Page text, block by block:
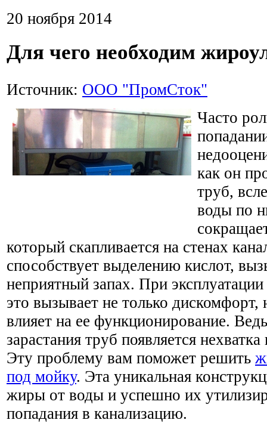
20 ноября 2014
Для чего необходим
Источник: ООО "ПромСток"
Часто
как он
труб,
воды по
который скапливается на стенах
способствует выделению кислот,
неприятный запах. При
это вызывает не только
влияет на ее функционирование.
зарастания труб появляется
Эту проблему вам поможет решить
под мойку. Эта уникальная
жиры от воды и успешно их
попадания в канализацию.